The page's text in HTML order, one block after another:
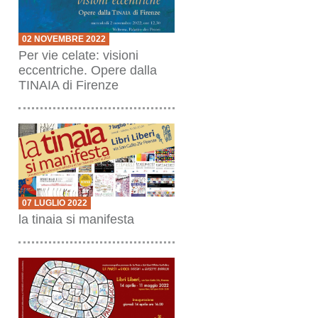
02 NOVEMBRE 2022
Per vie celate: visioni
eccentriche. Opere dalla
TINAIA di Firenze
07 LUGLIO 2022
la tinaia si manifesta